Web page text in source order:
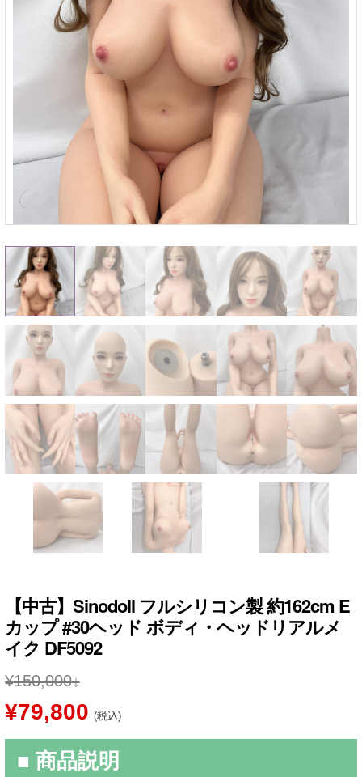
【中古】Sinodoll フルシリコン製 約162cm E
カップ #30ヘッド ボディ・ヘッドリアルメ
イク DF5092
¥150,000
元
の
価
¥79,800現
在
の
(税込)
■ 商品説明